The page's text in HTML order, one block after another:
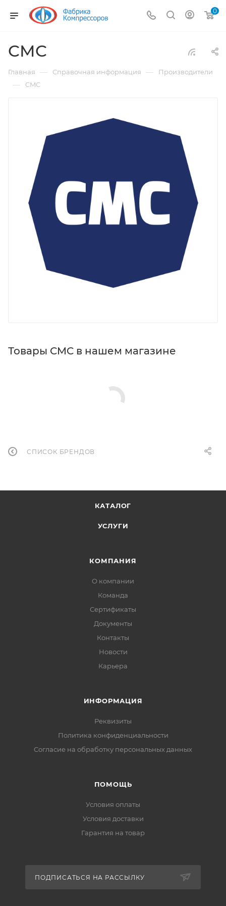
0
CMC
Главная — Справочная информация — Производители
— CMC
Товары CMC в нашем магазине
СПИСОК БРЕНДОВ
КАТАЛОГ
УСЛУГИ
КОМПАНИЯ
О компании
Команда
Сертификаты
Документы
Контакты
Новости
Карьера
ИНФОРМАЦИЯ
Реквизиты
Политика конфиденциальности
Cогласие на обработку персональных данных
ПОМОЩЬ
Условия оплаты
Условия доставки
Гарантия на товар
ПОДПИСАТЬСЯ НА РАССЫЛКУ